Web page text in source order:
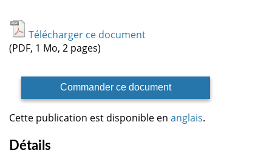
Télécharger ce document
(PDF, 1 Mo, 2 pages)
Commander ce document
Cette publication est disponible en anglais.
Détails